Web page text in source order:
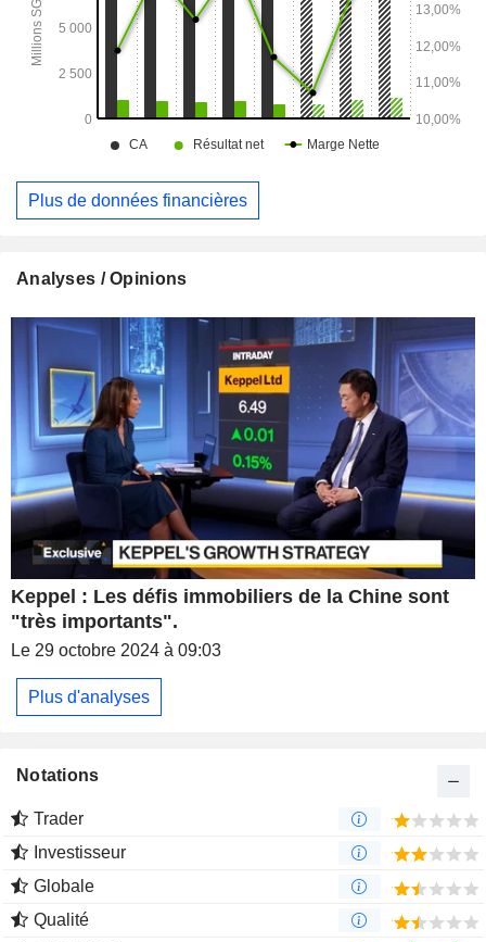
Plus de données financières
Analyses / Opinions
Keppel : Les défis immobiliers de la Chine sont
"très importants".
Le 29 octobre 2024 à 09:03
Plus d'analyses
Notations
Trader
Investisseur
Globale
Qualité